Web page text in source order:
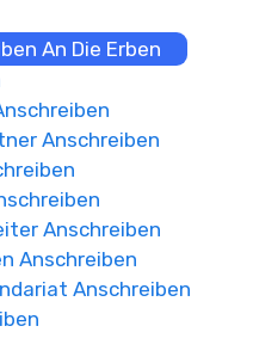
An Die Erben
Anschreiben
Anschreiben
Anschreiben
Anschreiben